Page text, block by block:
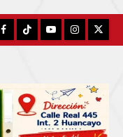
FacebookTikTokYouTubeInstagram
X